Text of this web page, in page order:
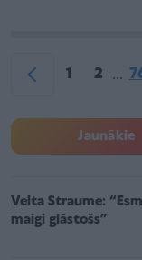
1 2 ...
Jaunākie
Velta Straume:
maigi glāstošs”